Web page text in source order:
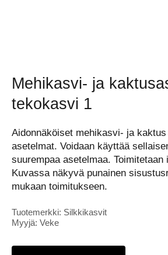
Mehikasvi- ja
tekokasvi 1
Aidonnäköiset mehikasvi- ja
asetelmat. Voidaan käyttää
suurempaa asetelmaa.
Kuvassa näkyvä punainen
mukaan toimitukseen.
Tuotemerkki: Silkkikasvit
Myyjä: Veke